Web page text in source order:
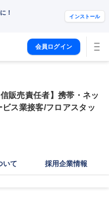
！ インストール
会員ログイン
販売責任者】携帯・ネッ
ビス業接客/フロアスタッ
いて 採用企業情報